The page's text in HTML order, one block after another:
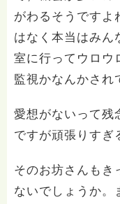
がわるそうですよ
はなく本当はみん
室に行ってウロウ
監視かなんかされ
愛想がないって残
ですが頑張りすぎ
そのお坊さんもき
ないでしょうか。